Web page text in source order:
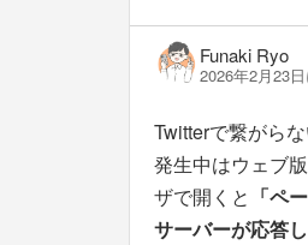
Funaki Ryo
2026年2月23
Twitterで繋がら
発生中はウェブ
ザで開くと 「ペ
サーバーが応答し